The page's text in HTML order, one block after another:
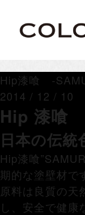
Hip漆喰 -
2014 / 12 / 10
Hip 漆喰
日本の伝
Hip漆喰
期的な塗壁材で
原料は良質の天
し、安全で健